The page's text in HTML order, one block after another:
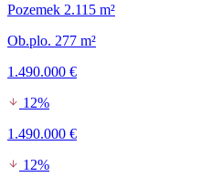
Pozemek 2.115 m²
Ob.plo. 277 m²
1.490.000 €
12%
1.490.000 €
12%